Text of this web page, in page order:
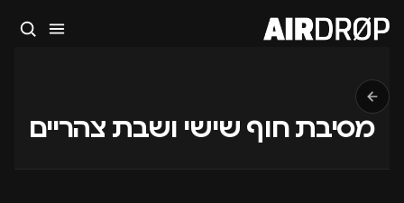
מסיבת חוף שישי ושבת צהריים
סגור
מה מחפשים?
🎪
טיפ: אפשר להקליד שם אומן, עיר, תאריך או שם חג.